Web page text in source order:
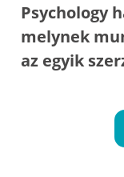
Psychology
melynek
az egyik